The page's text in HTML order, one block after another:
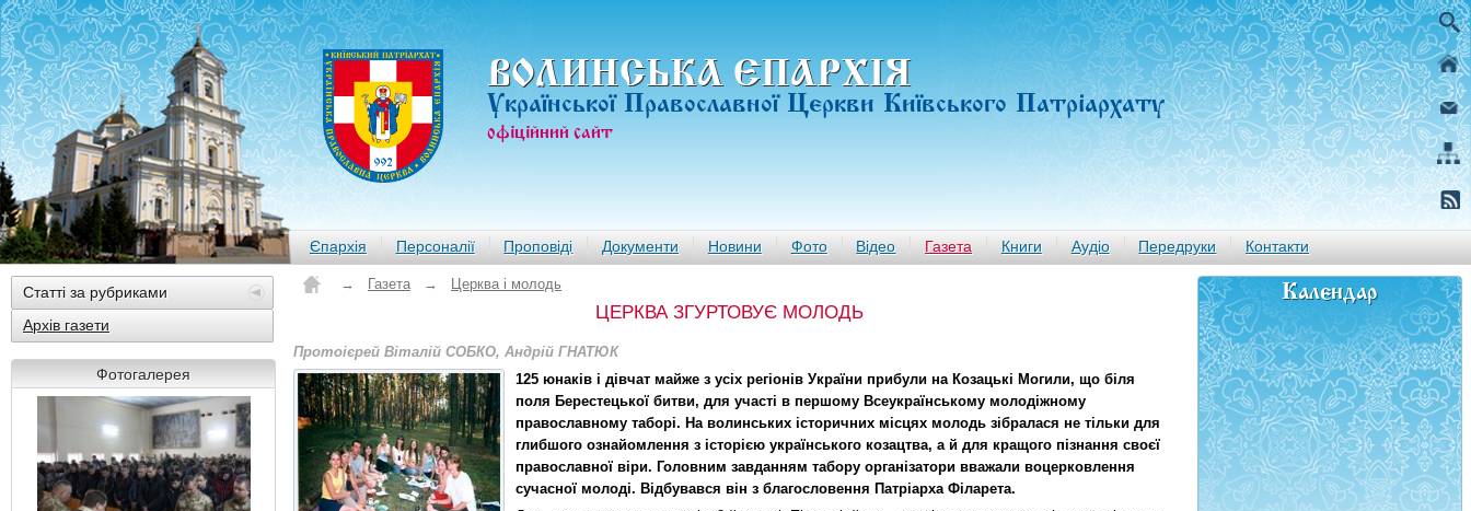
ВОЛИНСЬКА ЄПАРХIЯ
Української Православної Церкви Київського Патріархату
офiцiйний сайт
Єпархія Персоналії Проповіді Документи Новини Фото Відео Газета Книги Аудіо Передруки Контакти
Статті за рубриками
Архів газети
Фотогалерея
→ Газета → Церква і молодь
ЦЕРКВА ЗГУРТОВУЄ МОЛОДЬ
Протоієрей Віталій СОБКО, Андрій ГНАТЮК
125 юнаків і дівчат майже з усіх регіонів України прибули на Козацькі Могили, що біля
поля Берестецької битви, для участі в першому Всеукраїнському молодіжному
православному таборі. На волинських історичних місцях молодь зібралася не тільки для
глибшого ознайомлення з історією українського козацтва, а й для кращого пізнання своєї
православної віри. Головним завданням табору організатори вважали воцерковлення
сучасної молоді. Відбувався він з благословення Патріарха Філарета.
Календар